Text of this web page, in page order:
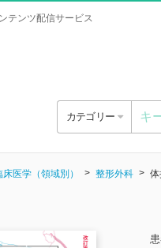
テンツ配信サービス
カテゴリー
床医学（領域別） 整形外科